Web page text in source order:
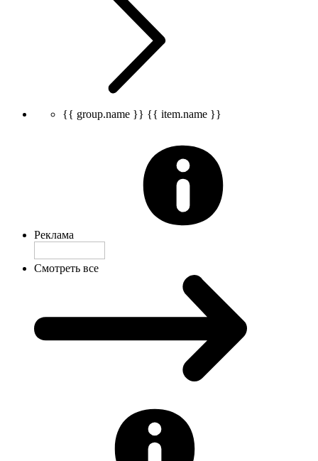
{{ group.name }} {{ item.name }}
Реклама
Смотреть все